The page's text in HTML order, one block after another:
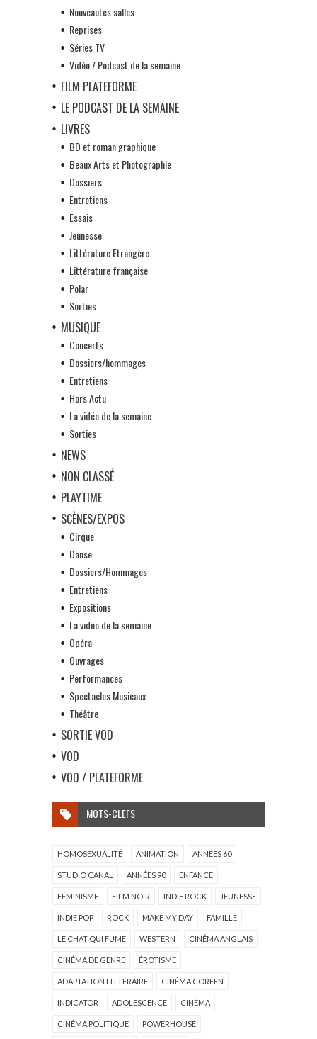
Nouveautés salles
Reprises
Séries TV
Vidéo / Podcast de la semaine
FILM PLATEFORME
LE PODCAST DE LA SEMAINE
LIVRES
BD et roman graphique
Beaux Arts et Photographie
Dossiers
Entretiens
Essais
Jeunesse
Littérature Etrangère
Littérature française
Polar
Sorties
MUSIQUE
Concerts
Dossiers/hommages
Entretiens
Hors Actu
La vidéo de la semaine
Sorties
NEWS
NON CLASSÉ
PLAYTIME
SCÈNES/EXPOS
Cirque
Danse
Dossiers/Hommages
Entretiens
Expositions
La vidéo de la semaine
Opéra
Ouvrages
Performances
Spectacles Musicaux
Théâtre
SORTIE VOD
VOD
VOD / PLATEFORME
MOTS-CLEFS
HOMOSEXUALITÉ ANIMATION ANNÉES 60
STUDIO CANAL ANNÉES 90 ENFANCE
FÉMINISME FILM NOIR INDIE ROCK JEUNESSE
INDIE POP ROCK MAKE MY DAY FAMILLE
LE CHAT QUI FUME WESTERN CINÉMA ANGLAIS
CINÉMA DE GENRE ÉROTISME
ADAPTATION LITTÉRAIRE CINÉMA CORÉEN
INDICATOR ADOLESCENCE CINÉMA
CINÉMA POLITIQUE POWERHOUSE